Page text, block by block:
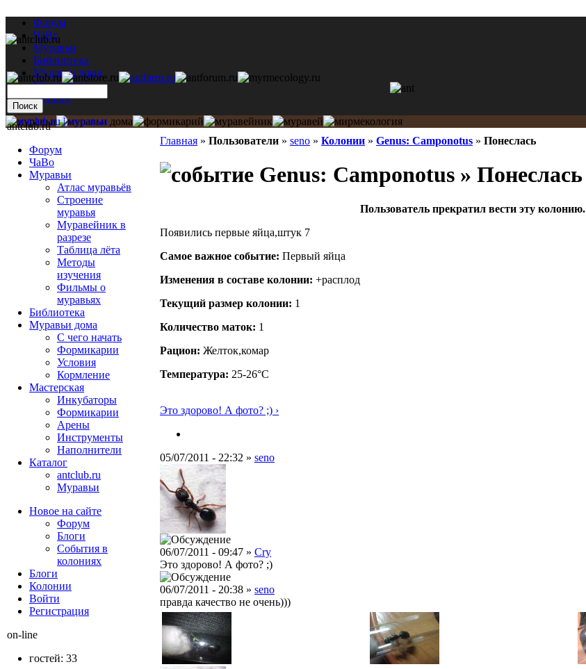
Форум
ЧаВо
Муравьи
Библиотека
Муравьи дома
Мастерская
Каталог
Главная » Пользователи » seno » Колонии » Genus: Camponotus » Понеслась
Genus: Camponotus » Понеслась
Пользователь прекратил вести эту колонию.
Появились первые яйца,штук 7
Самое важное событие: Первый яйца
Изменения в составе кoлонии: +расплод
Текущий размер кoлонии: 1
Количество маток: 1
Рацион: Желток,комар
Температура: 25-26°C
Это здорово! А фото? ;) ›
05/07/2011 - 22:32 » seno
06/07/2011 - 09:47 » Cry
Это здорово! А фото? ;)
06/07/2011 - 20:38 » seno
правда качество не очень)))
antclub.ru
Форум
ЧаВо
Муравьи
Атлас муравьёв
Строение
муравья
Муравейник в
разрезе
Таблица лёта
Методы
изучения
Фильмы о
муравьях
Библиотека
Муравьи дома
С чего начать
Формикарии
Условия
Кормление
Мастерская
Инкубаторы
Формикарии
Арены
Инструменты
Наполнители
Каталог
antclub.ru
Муравьи
Новое на сайте
Форум
Блоги
События в
колониях
Блоги
Колонии
Войти
Peгиcтpaция
on-line
гостей: 33